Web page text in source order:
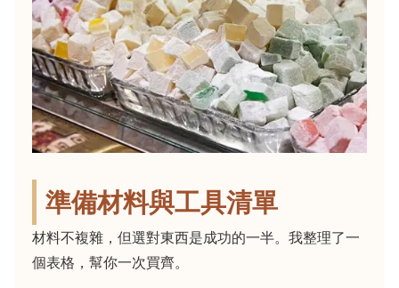
準備材料與工具清單
材料不複雜，但選對東西是成功的一半。我整理了一
個表格，幫你一次買齊。